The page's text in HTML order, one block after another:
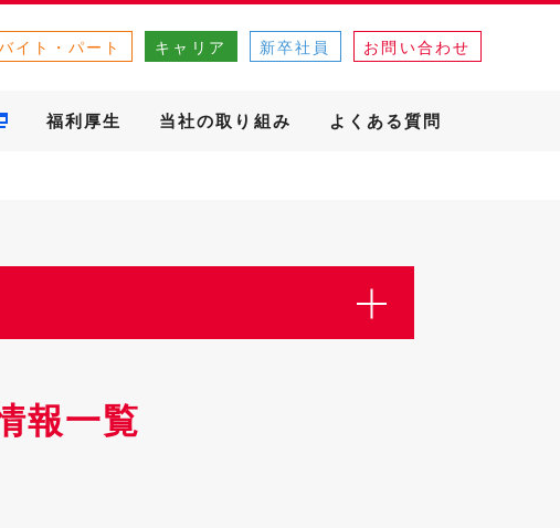
イト・パート キャリア 新卒社員 お問い合わせ
福利厚生 当社の取り組み よくある質問
報一覧